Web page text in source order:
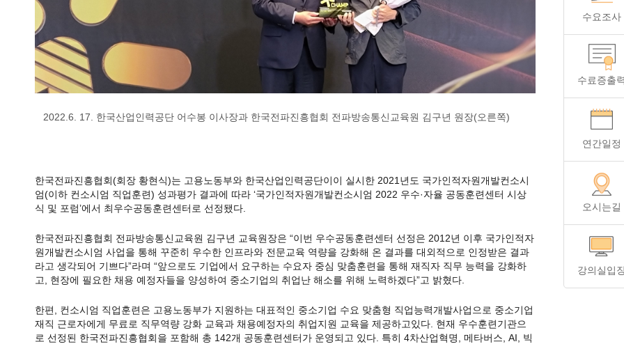
수요조사
수료증출
연간일정
오시는길
강의실입
2022.6. 17. 한국산업인력공단 어수봉 이사장과 한국전파진흥협회 전파방송통신교육원 김구년 원장(오른쪽)
한국전파진흥협회(회장 황현식)는 고용노동부와 한국산업인력공단이이 실시한 2021년도 국가인적자원개발컨소시
엄(이하 컨소시엄 직업훈련) 성과평가 결과에 따라 ‘국가인적자원개발컨소시엄 2022 우수·자율 공동훈련센터 시상
식 및 포럼’에서 최우수공동훈련센터로 선정됐다.
한국전파진흥협회 전파방송통신교육원 김구년 교육원장은 “이번 우수공동훈련센터 선정은 2012년 이후 국가인적자
원개발컨소시엄 사업을 통해 꾸준히 우수한 인프라와 전문교육 역량을 강화해 온 결과를 대외적으로 인정받은 결과
라고 생각되어 기쁘다”라며 “앞으로도 기업에서 요구하는 수요자 중심 맞춤훈련을 통해 재직자 직무 능력을 강화하
고, 현장에 필요한 채용 예정자들을 양성하여 중소기업의 취업난 해소를 위해 노력하겠다”고 밝혔다.
한편, 컨소시엄 직업훈련은 고용노동부가 지원하는 대표적인 중소기업 수요 맞춤형 직업능력개발사업으로 중소기업
재직 근로자에게 무료로 직무역량 강화 교육과 채용예정자의 취업지원 교육을 제공하고있다. 현재 우수훈련기관으
로 선정된 한국전파진흥협회을 포함해 총 142개 공동훈련센터가 운영되고 있다. 특히 4차산업혁명, 메타버스, AI, 빅